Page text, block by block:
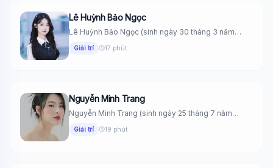
Lê Huỳnh Bảo Ngọc
Lê Huỳnh Bảo Ngọc (sinh ngày 30 tháng 3 năm
Giải trí 17 phút
Nguyễn Minh Trang
Nguyễn Minh Trang (sinh ngày 25 tháng 7 năm
Giải trí 19 phút